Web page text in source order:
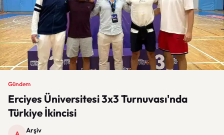
Gündem
Erciyes Üniversitesi 3x3 Turnuvası'nda
Türkiye İkincisi
A Arşiv